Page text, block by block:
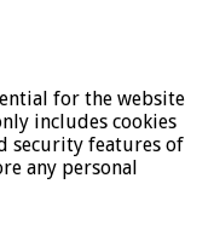
for the website
includes cookies
security features of
any personal